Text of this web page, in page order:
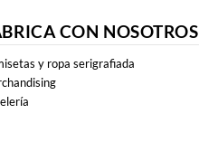
CON NOSOTROS
y ropa serigrafiada